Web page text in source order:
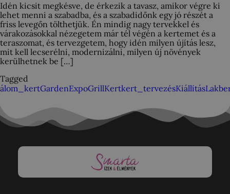
Idén kicsit megkésve, de érkezik a tavasz, amikor végre ki
lehet menni a szabadba, és a szabadidőnk egy jó részét a
friss levegőn tölthetjük. Én mindig nagy tervekkel és
várakozásokkal nézegetem már tél végén a kertemet és a
teraszomat, és tervezgetem, hogy idén milyen újítás lesz,
mit kell lecserélni, modernizálni, milyen új növények
kerülhetnek be […]
Tagged
álom_kertGardenExpoGrillKertkert_tervezésKiállítás